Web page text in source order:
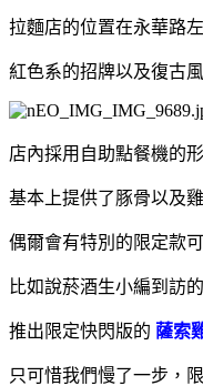
拉麵店的位置在永華路
紅色系的招牌以及復古
店內採用自助點餐機的
基本上提供了豚骨以及
偶爾會有特別的限定款
比如說菸酒生小編到訪
推出限定快閃版的 薩索
只可惜我們慢了一步，